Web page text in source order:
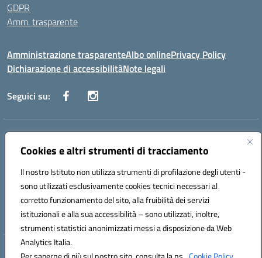
Cookies e altri strumenti di tracciamento
Il nostro Istituto non utilizza strumenti di profilazione degli utenti -
sono utilizzati esclusivamente cookies tecnici necessari al
corretto funzionamento del sito, alla fruibilità dei servizi
istituzionali e alla sua accessibilità – sono utilizzati, inoltre,
strumenti statistici anonimizzati messi a disposizione da Web
Analytics Italia.
GDPR
Amm. trasparente
Amministrazione trasparenteAlbo onlinePrivacy Policy
Dichiarazione di accessibilitàNote legali
Seguici su:
Indirizzo:
Centralino:+39 080 2446680 Email:baic882008@istruzione.it
Codice fiscale: 80023470729
Codice meccanografico:
BAIC882008
Codice unico di fatturazione (CUF): UFEUNT
Hosting & Powered by 3D Solution S.r.l.